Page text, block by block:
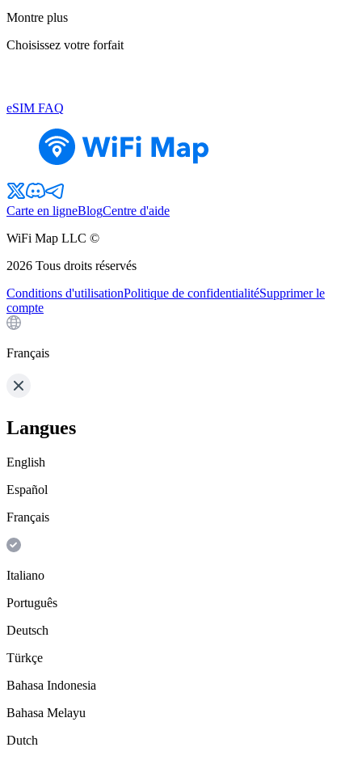
Montre plus
Choisissez votre forfait
eSIM FAQ
Carte en ligneBlogCentre d'aide
WiFi Map LLC ©
2026 Tous droits réservés
Conditions d'utilisationPolitique de confidentialitéSupprimer le
compte
Français
Langues
English
Español
Français
Italiano
Português
Deutsch
Türkçe
Bahasa Indonesia
Bahasa Melayu
Dutch